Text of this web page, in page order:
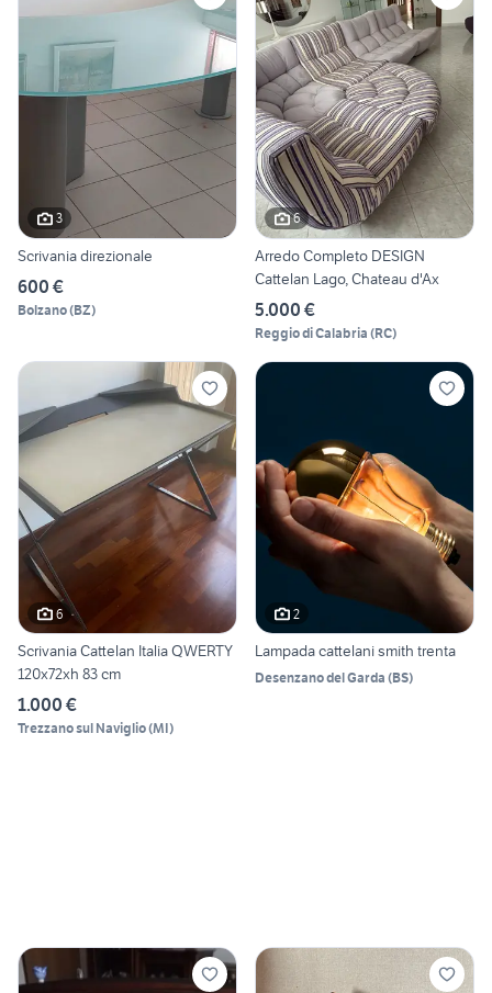
3
Scrivania direzionale
600 €
Bolzano(BZ)
6
Arredo Completo DESIGN
Cattelan Lago, Chateau d'Ax
5.000 €
Reggio di Calabria (RC)
6
Scrivania Cattelan Italia QWERTY
120x72xh 83 cm
1.000 €
Trezzano sul Naviglio(MI)
2
Lampada cattelani smith trenta
Desenzano del Garda (BS)